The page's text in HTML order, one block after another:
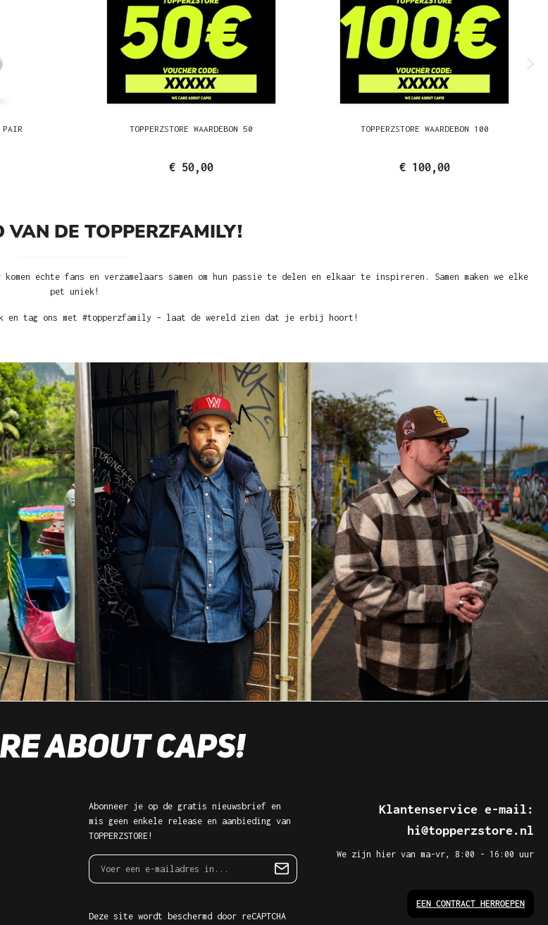
PAIR TOPPERZSTORE WAARDEBON 50
€ 50,00
TOPPERZSTORE WAARDEBON 100
€ 100,00
DE TOPPERZFAMILY!
echte fans en verzamelaars samen om hun passie te delen en elkaar te inspireren. Samen maken we elke
pet uniek!
en tag ons met #topperzfamily – laat de wereld zien dat je erbij hoort!
Abonneer je op de gratis nieuwsbrief en
mis geen enkele release en aanbieding van
TOPPERZSTORE!
Deze site wordt beschermd door reCAPTCHA
Klantenservice e-mail:
hi@topperzstore.nl
We zijn hier van ma-vr, 8:00 - 16:00 uur
EEN CONTRACT HERROEPEN